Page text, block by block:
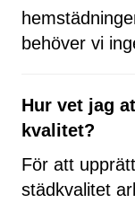
behöver vi
Hur vet jag
kvalitet?
För att
städkvalitet